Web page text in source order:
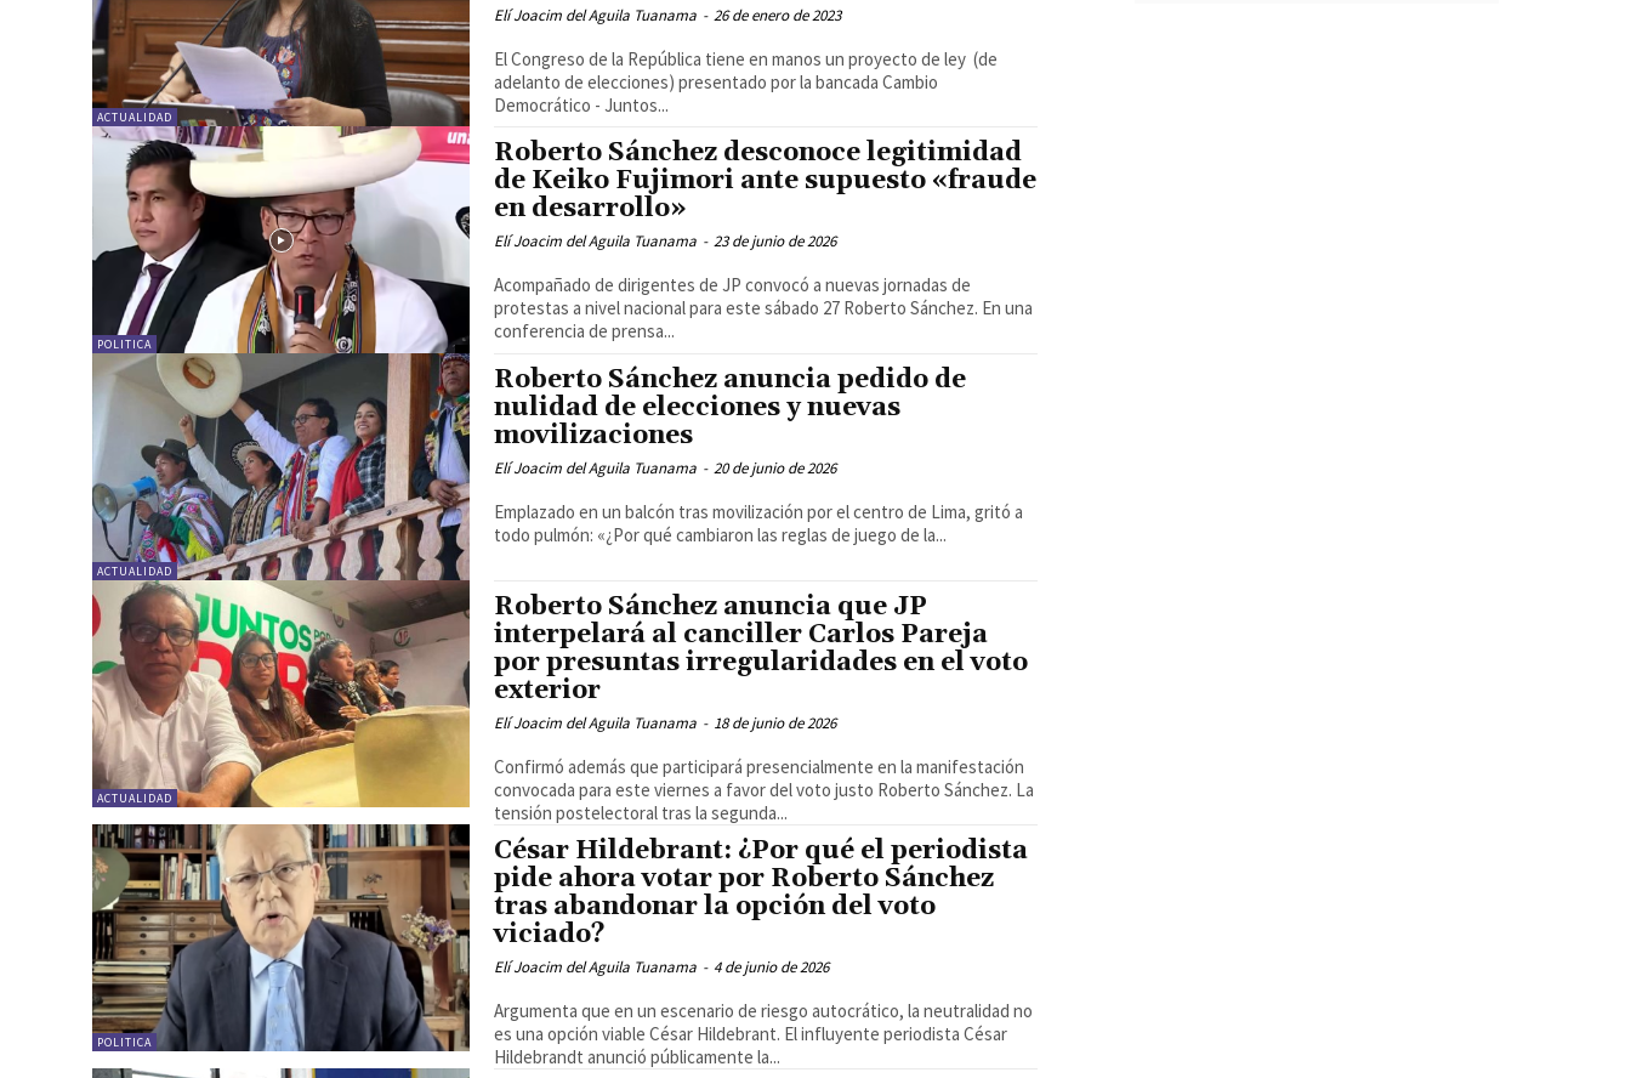
ACTUALIDAD
Elí Joacim del Aguila Tuanama - 26 de enero de 2023
El Congreso de la República tiene en manos un proyecto de ley (de
adelanto de elecciones) presentado por la bancada Cambio
Democrático - Juntos...
POLITICA
Roberto Sánchez desconoce legitimidad
de Keiko Fujimori ante supuesto «fraude
en desarrollo»
Elí Joacim del Aguila Tuanama - 23 de junio de 2026
Acompañado de dirigentes de JP convocó a nuevas jornadas de
protestas a nivel nacional para este sábado 27 Roberto Sánchez. En una
conferencia de prensa...
ACTUALIDAD
Roberto Sánchez anuncia pedido de
nulidad de elecciones y nuevas
movilizaciones
Elí Joacim del Aguila Tuanama - 20 de junio de 2026
Emplazado en un balcón tras movilización por el centro de Lima, gritó a
todo pulmón: «¿Por qué cambiaron las reglas de juego de la...
ACTUALIDAD
Roberto Sánchez anuncia que JP
interpelará al canciller Carlos Pareja
por presuntas irregularidades en el voto
exterior
Elí Joacim del Aguila Tuanama - 18 de junio de 2026
Confirmó además que participará presencialmente en la manifestación
convocada para este viernes a favor del voto justo Roberto Sánchez. La
tensión postelectoral tras la segunda...
POLITICA
César Hildebrant: ¿Por qué el periodista
pide ahora votar por Roberto Sánchez
tras abandonar la opción del voto
viciado?
Elí Joacim del Aguila Tuanama - 4 de junio de 2026
Argumenta que en un escenario de riesgo autocrático, la neutralidad no
es una opción viable César Hildebrant. El influyente periodista César
Hildebrandt anunció públicamente la...